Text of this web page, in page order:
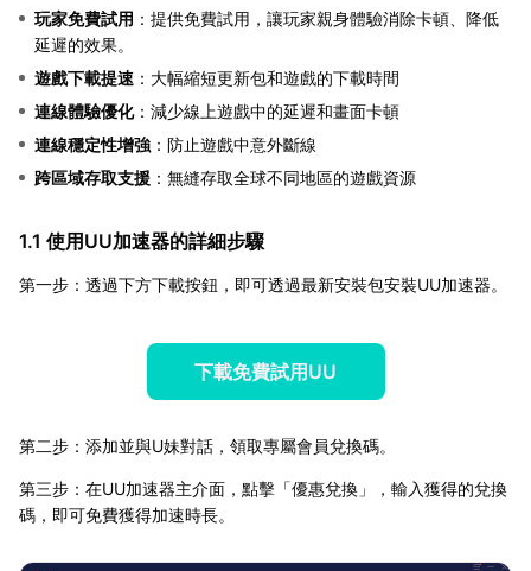
玩家免費試用 ：提供免費試用，讓玩家親身體驗消除卡頓、降低
延遲的效果。
遊戲下載提速 ：大幅縮短更新包和遊戲的下載時間
連線體驗優化：減少線上遊戲中的延遲和畫面卡頓
連線穩定性增強 ：防止遊戲中意外斷線
跨區域存取支援 ：無縫存取全球不同地區的遊戲資源
1.1 使用UU加速器的詳細步驟
第一步：透過下方下載按鈕，即可透過最新安裝包安裝UU加速器。
下載免費試用UU
第二步：添加並與U妹對話，領取專屬會員兌換碼。
第三步：在UU加速器主介面，點擊「優惠兌換」，輸入獲得的兌換
碼，即可免費獲得加速時長。